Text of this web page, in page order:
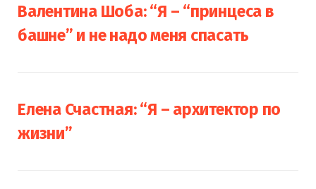
Валентина Шоба: “Я – “принцеса в
башне” и не надо меня спасать
Елена Счастная: “Я – архитектор по
жизни”